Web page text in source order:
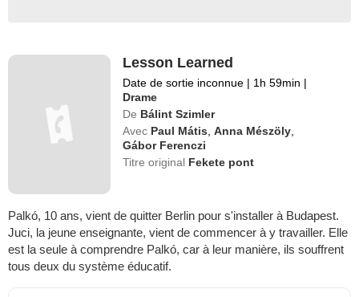
Lesson Learned
Date de sortie inconnue | 1h 59min |
Drame
De Bálint Szimler
Avec Paul Mátis ,Anna Mészöly
Gábor Ferenczi
Titre original Fekete pont
Palkó, 10 ans, vient de quitter Berlin pour s'installer à Budapest.
Juci, la jeune enseignante, vient de commencer à y travailler. Elle
est la seule à comprendre Palkó, car à leur manière, ils souffrent
tous deux du système éducatif.